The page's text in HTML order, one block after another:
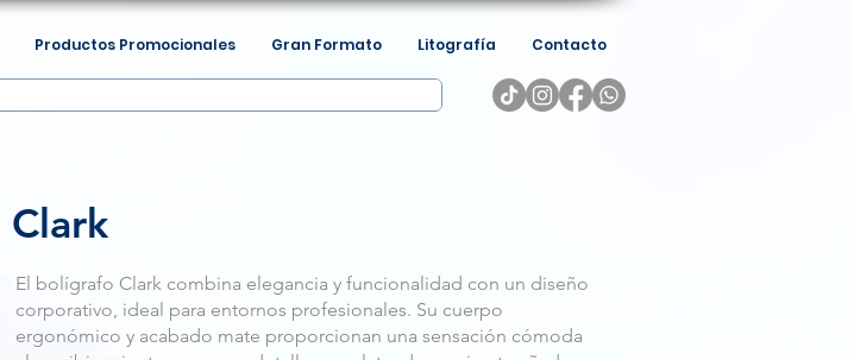
Productos Promocionales Gran Formato Litografía Contacto
Clark
El bolígrafo Clark combina elegancia y funcionalidad con un diseño
corporativo, ideal para entornos profesionales. Su cuerpo
ergonómico y acabado mate proporcionan una sensación cómoda